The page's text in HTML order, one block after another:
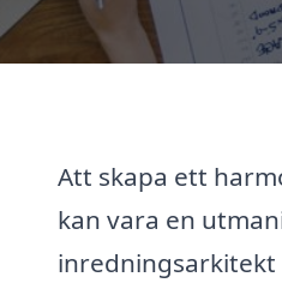
Att skapa ett
kan vara en
inredningsarkitekt